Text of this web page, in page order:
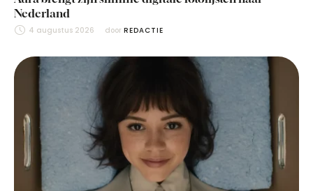
Nederland
4 augustus 2026 door REDACTIE